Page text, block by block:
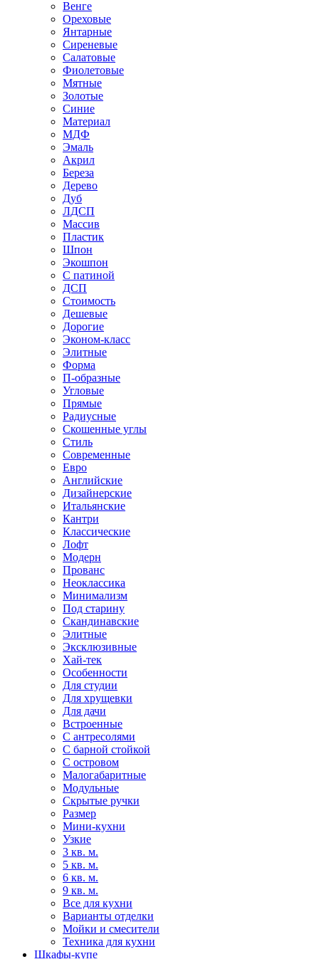
Венге
Ореховые
Янтарные
Сиреневые
Салатовые
Фиолетовые
Мятные
Золотые
Синие
Материал
МДФ
Эмаль
Акрил
Береза
Дерево
Дуб
ЛДСП
Массив
Пластик
Шпон
Экошпон
С патиной
ДСП
Стоимость
Дешевые
Дорогие
Эконом-класс
Элитные
Форма
П-образные
Угловые
Прямые
Радиусные
Скошенные углы
Стиль
Современные
Евро
Английские
Дизайнерские
Итальянские
Кантри
Классические
Лофт
Модерн
Прованс
Неоклассика
Минимализм
Под старину
Скандинавские
Элитные
Эксклюзивные
Хай-тек
Особенности
Для студии
Для хрущевки
Для дачи
Встроенные
С антресолями
С барной стойкой
С островом
Малогабаритные
Модульные
Скрытые ручки
Размер
Мини-кухни
Узкие
3 кв. м.
5 кв. м.
6 кв. м.
9 кв. м.
Все для кухни
Варианты отделки
Мойки и смесители
Техника для кухни
Шкафы-купе